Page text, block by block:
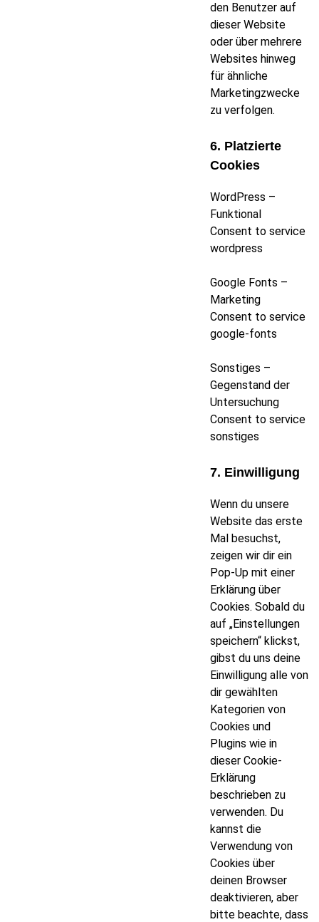
den Benutzer auf
dieser Website
oder über mehrere
Websites hinweg
für ähnliche
Marketingzwecke
zu verfolgen.
6. Platzierte
Cookies
WordPress –
Funktional
Consent to service
wordpress
Google Fonts –
Marketing
Consent to service
google-fonts
Sonstiges –
Gegenstand der
Untersuchung
Consent to service
sonstiges
7. Einwilligung
Wenn du unsere
Website das erste
Mal besuchst,
zeigen wir dir ein
Pop-Up mit einer
Erklärung über
Cookies. Sobald du
auf „Einstellungen
speichern“ klickst,
gibst du uns deine
Einwilligung alle von
dir gewählten
Kategorien von
Cookies und
Plugins wie in
dieser Cookie-
Erklärung
beschrieben zu
verwenden. Du
kannst die
Verwendung von
Cookies über
deinen Browser
deaktivieren, aber
bitte beachte, dass